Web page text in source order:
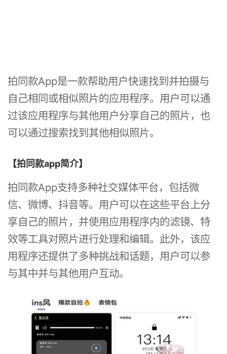
拍同款App是一款帮助用户快速找到并拍摄与
自己相同或相似照片的应用程序。用户可以通
过该应用程序与其他用户分享自己的照片，也
可以通过搜索找到其他相似照片。
【拍同款app简介】
拍同款App支持多种社交媒体平台，包括微
信、微博、抖音等。用户可以在这些平台上分
享自己的照片，并使用应用程序内的滤镜、特
效等工具对照片进行处理和编辑。此外，该应
用程序还提供了多种挑战和话题，用户可以参
与其中并与其他用户互动。